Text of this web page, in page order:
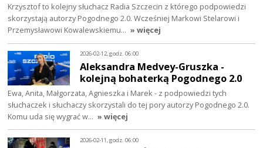
Krzysztof to kolejny słuchacz Radia Szczecin z którego podpowiedzi
skorzystają autorzy Pogodnego 2.0. Wcześniej Markowi Stelarowi i
Przemysławowi Kowalewskiemu… » więcej
2026-02-12, godz. 06:00
Aleksandra Medvey-Gruszka -
kolejną bohaterką Pogodnego 2.0
Ewa, Anita, Małgorzata, Agnieszka i Marek - z podpowiedzi tych
słuchaczek i słuchaczy skorzystali do tej pory autorzy Pogodnego 2.0.
Komu uda się wygrać w… » więcej
2026-02-11, godz. 06:00